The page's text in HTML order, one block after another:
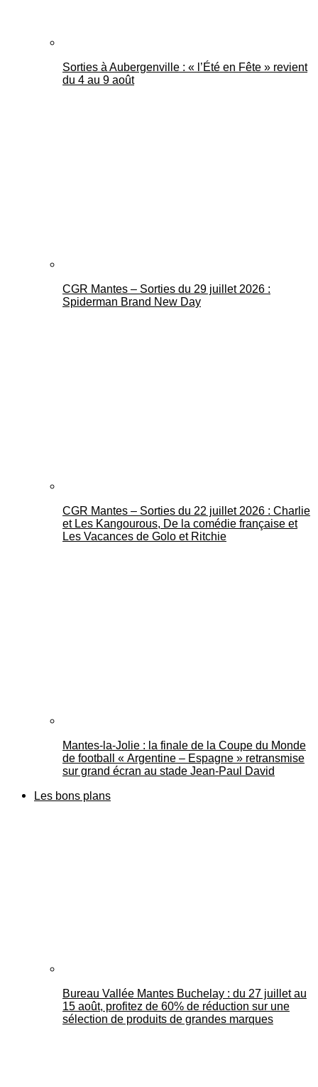
Sorties à Aubergenville : « l’Été en Fête » revient
du 4 au 9 août
CGR Mantes – Sorties du 29 juillet 2026 :
Spiderman Brand New Day
CGR Mantes – Sorties du 22 juillet 2026 : Charlie
et Les Kangourous, De la comédie française et
Les Vacances de Golo et Ritchie
Mantes-la-Jolie : la finale de la Coupe du Monde
de football « Argentine – Espagne » retransmise
sur grand écran au stade Jean-Paul David
Les bons plans
Bureau Vallée Mantes Buchelay : du 27 juillet au
15 août, profitez de 60% de réduction sur une
sélection de produits de grandes marques